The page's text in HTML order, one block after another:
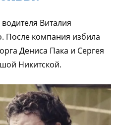
Виталия
После компания избила
Дениса Пака и Сергея
Никитской.